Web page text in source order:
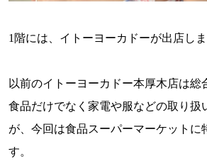
1 階には、イトーヨーカドーが出店しま
以前のイトーヨーカドー本厚木店は総
食品だけでなく家電や服などの取り扱
が、今回は食品スーパーマーケットに
す。